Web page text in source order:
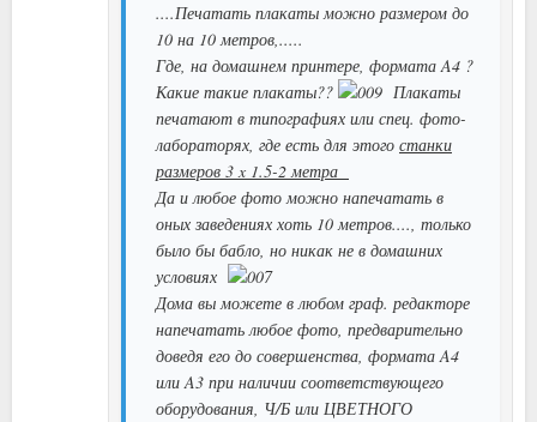
....Печатать плакаты можно размером до
10 на 10 метров,.....
Где, на домашнем принтере, формата A4 ?
Какие такие плакаты??
Плакаты
печатают в типографиях или спец. фото-
лабораторях, где есть для этого станки
размеров 3 x 1.5-2 метра
Да и любое фото можно напечатать в
оных заведениях хоть 10 метров...., только
было бы бабло, но никак не в домашних
условиях
Дома вы можете в любом граф. редакторе
напечатать любое фото, предварительно
доведя его до совершенства, формата A4
или A3 при наличии соответствующего
оборудования, Ч/Б или ЦВЕТНОГО